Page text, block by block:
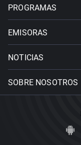
PROGRAMAS
EMISORAS
NOTICIAS
SOBRE NOSOTROS